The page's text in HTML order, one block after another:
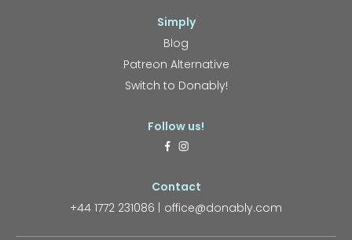
Simply
Blog
Patreon Alternative
Switch to Donably!
Follow us!
Contact
+44 1772 231086
office@donably.com